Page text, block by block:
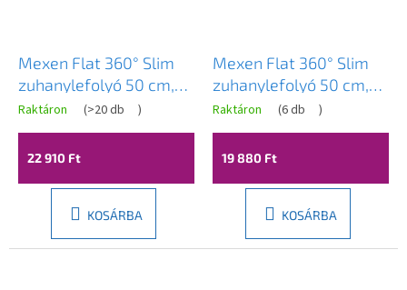
Mexen Flat 360° Slim
zuhanylefolyó 50 cm,
fényes arany, 1541050
Raktáron (>20 db )
22 910 Ft
KOSÁRBA
Mexen Flat 360° Slim
zuhanylefolyó 50 cm,
matt fekete, 1741050
Raktáron (6 db )
19 880 Ft
KOSÁRBA